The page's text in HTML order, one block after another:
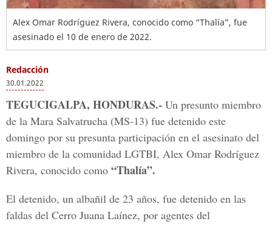
Alex Omar Rodríguez Rivera, conocido como “Thalía”, fue
asesinado el 10 de enero de 2022.
Redacción
30.01.2022
TEGUCIGALPA, HONDURAS.- Un presunto miembro
de la Mara Salvatrucha (MS-13) fue detenido este
domingo por su presunta participación en el asesinato del
miembro de la comunidad LGTBI, Alex Omar Rodríguez
Rivera, conocido como “Thalía”.
El detenido, un albañil de 23 años, fue detenido en las
faldas del Cerro Juana Laínez, por agentes del